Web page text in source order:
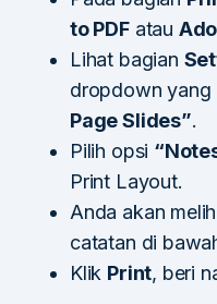
to PDFatau
Lihat bagian
dropdown yang
Page Slides”.
Pilih opsi
Print Layout.
Anda akan
catatan di
Klik Print, beri